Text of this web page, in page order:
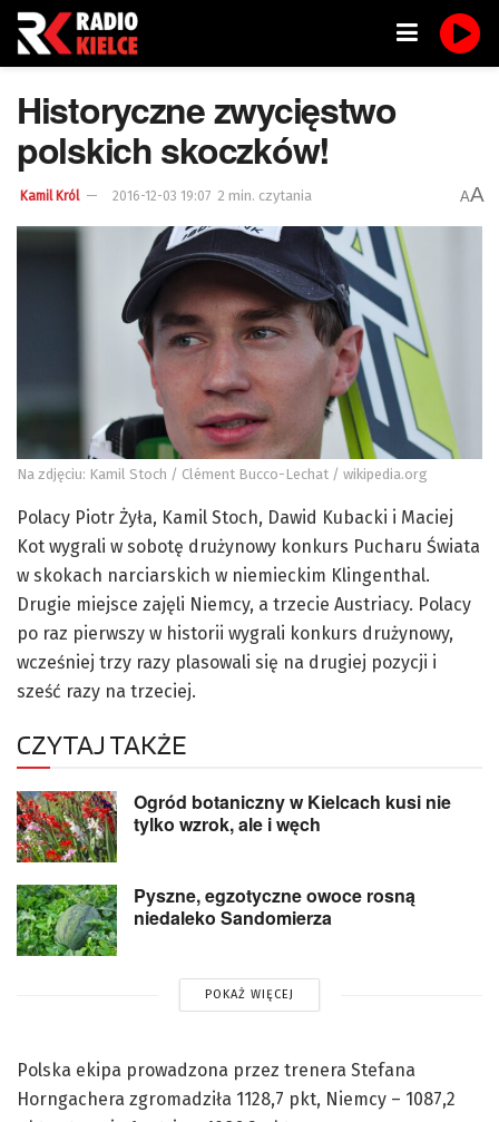
Historyczne zwycięstwo
polskich skoczków!
Kamil Król 2016-12-03 19:07 2 min. czytania AA
Na zdjęciu: Kamil Stoch / Clément Bucco-Lechat / wikipedia.org
Polacy Piotr Żyła, Kamil Stoch, Dawid Kubacki i Maciej
Kot wygrali w sobotę drużynowy konkurs Pucharu Świata
w skokach narciarskich w niemieckim Klingenthal.
Drugie miejsce zajęli Niemcy, a trzecie Austriacy. Polacy
po raz pierwszy w historii wygrali konkurs drużynowy,
wcześniej trzy razy plasowali się na drugiej pozycji i
sześć razy na trzeciej.
CZYTAJ TAKŻE
Ogród botaniczny w Kielcach kusi nie
tylko wzrok, ale i węch
Pyszne, egzotyczne owoce rosną
niedaleko Sandomierza
POKAŻ WIĘCEJ
Polska ekipa prowadzona przez trenera Stefana
Horngachera zgromadziła 1128,7 pkt, Niemcy – 1087,2